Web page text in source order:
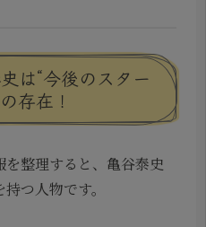
は“今後のスター
存在！
整理すると、亀谷泰史
つ人物です。